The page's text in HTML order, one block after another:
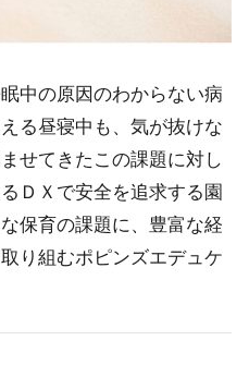
中の原因のわからない病
る昼寝中も、気が抜けな
せてきたこの課題に対し
ＤＸで安全を追求する園
保育の課題に、豊富な経
り組むポピンズエデュケ